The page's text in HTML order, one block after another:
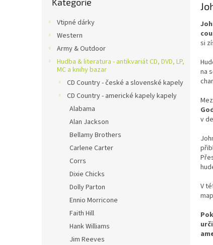
kategorie
Vtipné dárky
Western
Army & Outdoor
Hudba & literatura - antikvariát CD, DVD, LP,
MC a knihy bazar
CD Country - české a slovenské kapely
CD Country - americké kapely kapely
Alabama
Alan Jackson
Bellamy Brothers
Carlene Carter
Corrs
Dixie Chicks
Dolly Parton
Ennio Morricone
Faith Hill
Hank Williams
Jim Reeves
si
na
v
V